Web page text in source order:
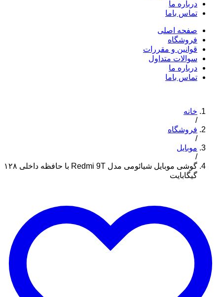
درباره ما
تماس باما
صفحه اصلی
فروشگاه
قوانین و مقررات
سوالات متداول
درباره ما
تماس باما
خانه
/
فروشگاه
/
موبایل
/
گوشی موبایل شیائومی مدل Redmi 9T با حافظه داخلی ۱۲۸
گیگابایت